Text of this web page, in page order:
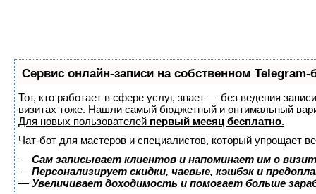
Сервис онлайн-записи на собственном Telegram-
Тот, кто работает в сфере услуг, знает — без ведения
визитах тоже. Нашли самый бюджетный и оптимальный
Для новых пользователей первый месяц бесплатно.
Чат-бот для мастеров и специалистов, который упрощает
— Сам записывает клиентов и напоминает им о
— Персонализирует скидки, чаевые, кэшбэк и
— Увеличивает доходимость и помогает больше